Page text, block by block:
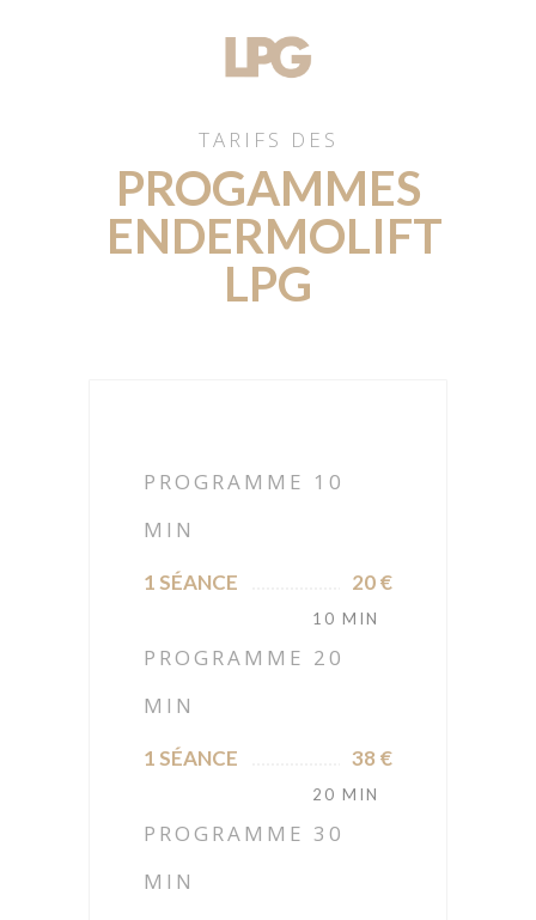
TARIFS DES
PROGAMMES
ENDERMOLIFT
LPG
PROGRAMME 10
MIN
1 SÉANCE 20 €
10 MIN
PROGRAMME 20
MIN
1 SÉANCE 38 €
20 MIN
PROGRAMME 30
MIN